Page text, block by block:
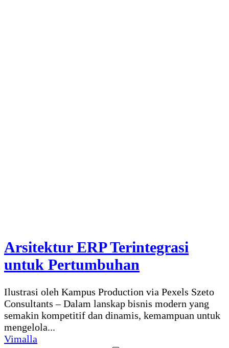
Arsitektur ERP Terintegrasi
untuk Pertumbuhan
Ilustrasi oleh Kampus Production via Pexels Szeto
Consultants – Dalam lanskap bisnis modern yang
semakin kompetitif dan dinamis, kemampuan untuk
mengelola...
Vimalla